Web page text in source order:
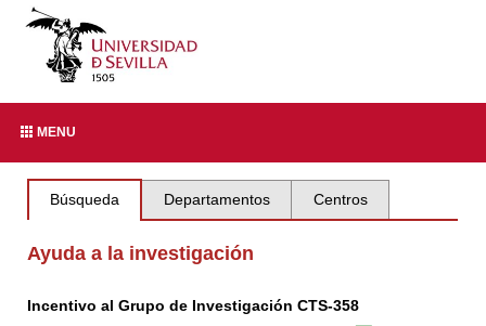
MENU
Búsqueda Departamentos Centros
Ayuda a la investigación
Incentivo al Grupo de Investigación CTS-358